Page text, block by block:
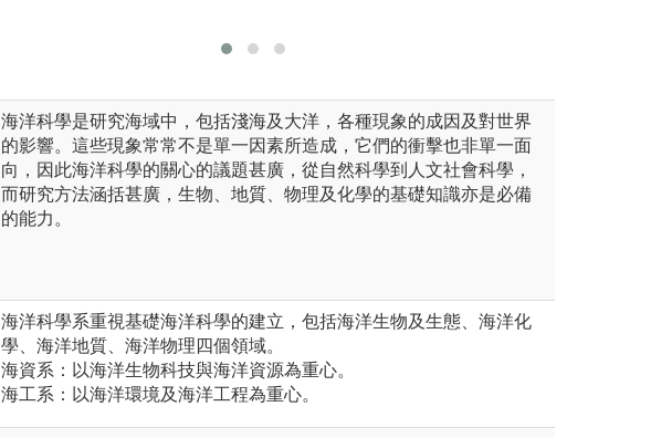
海洋科學是研究海域中，包括淺海及大洋，各種現象的成因及對世界
的影響。這些現象常常不是單一因素所造成，它們的衝擊也非單一面
向，因此海洋科學的關心的議題甚廣，從自然科學到人文社會科學，
而研究方法涵括甚廣，生物、地質、物理及化學的基礎知識亦是必備
的能力。
海洋科學系重視基礎海洋科學的建立，包括海洋生物及生態、海洋化
學、海洋地質、海洋物理四個領域。
海資系：以海洋生物科技與海洋資源為重心。
海工系：以海洋環境及海洋工程為重心。